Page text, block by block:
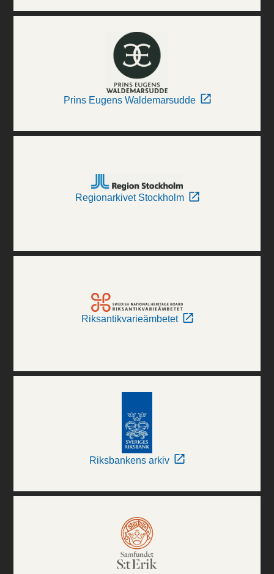
Prins Eugens Waldemarsudde
Regionarkivet Stockholm
Riksantikvarieämbetet
Riksbankens arkiv